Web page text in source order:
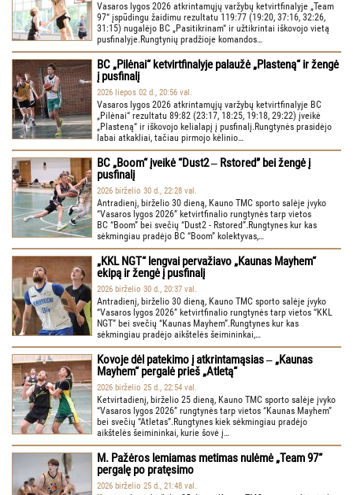
Vasaros lygos 2026 atkrintamųjų varžybų ketvirtfinalyje „Team
97“ įspūdingu žaidimu rezultatu 119:77 (19:20, 37:16, 32:26,
31:15) nugalėjo BC „Pasitikrinam“ ir užtikrintai iškovojo vietą
pusfinalyje.Rungtynių pradžioje komandos…
BC „Pilėnai“ ketvirtfinalyje palaužė „Plasteną“ ir žengė
į pusfinalį
2026 liepos 02 d., 20:56 val.
Vasaros lygos 2026 atkrintamųjų varžybų ketvirtfinalyje BC
„Pilėnai“ rezultatu 89:82 (23:17, 18:25, 19:18, 29:22) įveikė
„Plasteną“ ir iškovojo kelialapį į pusfinalį.Rungtynės prasidėjo
labai atkakliai, tačiau pirmojo kėlinio…
BC „Boom“ įveikė “Dust2 ‒ Rstored” bei žengė į
pusfinalį
2026 birželio 30 d., 22:28 val.
Antradienį, birželio 30 dieną, Kauno TMC sporto salėje įvyko
“Vasaros lygos 2026” ketvirtfinalio rungtynės tarp vietos
BC “Boom” bei svečių “Dust2 - Rstored”.Rungtynes kur kas
sėkmingiau pradėjo BC “Boom” kolektyvas,…
„KKL NGT“ lengvai pervažiavo „Kaunas Mayhem“
ekipą ir žengė į pusfinalį
2026 birželio 30 d., 20:37 val.
Antradienį, birželio 30 dieną, Kauno TMC sporto salėje įvyko
“Vasaros lygos 2026” ketvirtfinalio rungtynės tarp vietos “KKL
NGT” bei svečių “Kaunas Mayhem”.Rungtynes kur kas
sėkmingiau pradėjo aikštelės šeimininkai,…
Kovoje dėl patekimo į atkrintamąsias ‒ „Kaunas
Mayhem“ pergalė prieš „Atletą“
2026 birželio 25 d., 22:54 val.
Ketvirtadienį, birželio 25 dieną, Kauno TMC sporto salėje įvyko
“Vasaros lygos 2026” rungtynės tarp vietos “Kaunas Mayhem”
bei svečių “Atletas”.Rungtynes kiek sėkmingiau pradėjo
aikštelės šeimininkai, kurie šovė į…
M. Pažėros lemiamas metimas nulėmė „Team 97“
pergalę po pratęsimo
2026 birželio 25 d., 21:48 val.